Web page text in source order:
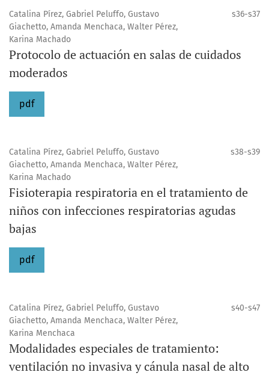
Catalina Pírez, Gabriel Peluffo, Gustavo
Giachetto, Amanda Menchaca, Walter Pérez,
Karina Machado
s36-s37
Protocolo de actuación en salas de cuidados
moderados
pdf
Catalina Pírez, Gabriel Peluffo, Gustavo
Giachetto, Amanda Menchaca, Walter Pérez,
Karina Machado
s38-s39
Fisioterapia respiratoria en el tratamiento de
niños con infecciones respiratorias agudas
bajas
pdf
Catalina Pírez, Gabriel Peluffo, Gustavo
Giachetto, Amanda Menchaca, Walter Pérez,
Karina Menchaca
s40-s47
Modalidades especiales de tratamiento:
ventilación no invasiva y cánula nasal de alto